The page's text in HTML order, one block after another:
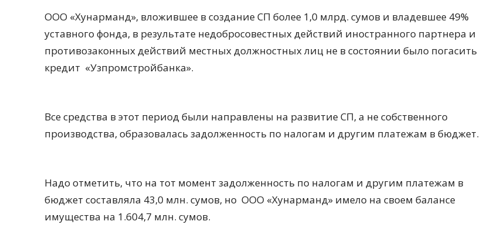
ООО «Хунарманд», вложившее в создание СП более 1,0 млрд. сумов и владевшее 49%
уставного фонда, в результате недобросовестных действий иностранного партнера и
противозаконных действий местных должностных лиц не в состоянии было погасить
кредит «Узпромстройбанка».
Все средства в этот период были направлены на развитие СП, а не собственного
производства, образовалась задолженность по налогам и другим платежам в бюджет.
Надо отметить, что на тот момент задолженность по налогам и другим платежам в
бюджет составляла 43,0 млн. сумов, но ООО «Хунарманд» имело на своем балансе
имущества на 1.604,7 млн. сумов.